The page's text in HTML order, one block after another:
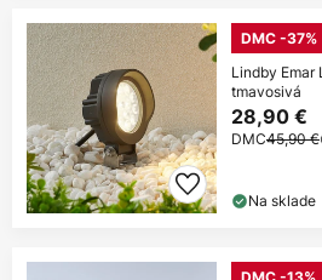
DMC -37%
Lindby Emar
tmavosivá
28,90 €
DMC45,90 €
Na sklade